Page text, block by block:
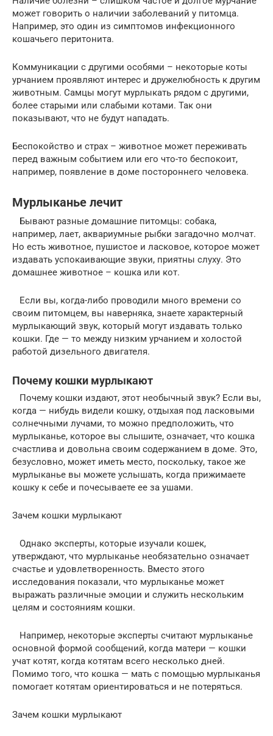
может говорить о наличии заболеваний у питомца.
Например, это один из симптомов инфекционного
кошачьего перитонита.
Коммуникации с другими особями – некоторые коты
урчанием проявляют интерес и дружелюбность к другим
животным. Самцы могут мурлыкать рядом с другими,
более старыми или слабыми котами. Так они
показывают, что не будут нападать.
Беспокойство и страх – животное может переживать
перед важным событием или его что-то беспокоит,
например, появление в доме постороннего человека.
Мурлыканье лечит
Бывают разные домашние питомцы: собака,
например, лает, аквариумные рыбки загадочно молчат.
Но есть животное, пушистое и ласковое, которое может
издавать успокаивающие звуки, приятны слуху. Это
домашнее животное – кошка или кот.
Если вы, когда-либо проводили много времени со
своим питомцем, вы наверняка, знаете характерный
мурлыкающий звук, который могут издавать только
кошки. Где — то между низким урчанием и холостой
работой дизельного двигателя.
Почему кошки мурлыкают
Почему кошки издают, этот необычный звук? Если вы,
когда — нибудь видели кошку, отдыхая под ласковыми
солнечными лучами, то можно предположить, что
мурлыканье, которое вы слышите, означает, что кошка
счастлива и довольна своим содержанием в доме. Это,
безусловно, может иметь место, поскольку, такое же
мурлыканье вы можете услышать, когда прижимаете
кошку к себе и почесываете ее за ушами.
Зачем кошки мурлыкают
Однако эксперты, которые изучали кошек,
утверждают, что мурлыканье необязательно означает
счастье и удовлетворенность. Вместо этого
исследования показали, что мурлыканье может
выражать различные эмоции и служить нескольким
целям и состояниям кошки.
Например, некоторые эксперты считают мурлыканье
основной формой сообщений, когда матери — кошки
учат котят, когда котятам всего несколько дней.
Помимо того, что кошка — мать с помощью мурлыканья
помогает котятам ориентироваться и не потеряться.
Зачем кошки мурлыкают